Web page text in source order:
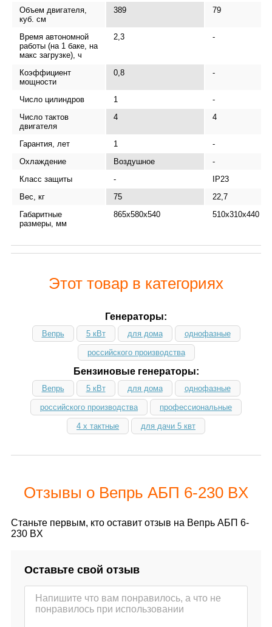
Объем двигателя,
куб. см
389 79
Время автономной
работы (на 1 баке, на
макс загрузке), ч
2,3 -
Коэффициент
мощности
0,8 -
Число цилиндров 1
-
Число тактов
двигателя
4 4
Гарантия, лет 1
-
Охлаждение
Воздушное
-
Класс защиты
-
IP23
Вес, кг
75
22,7
Габаритные
размеры, мм
865x580x540 510х310х440
Этот товар в категориях
Генераторы:
Вепрь 5 кВт для дома однофазные
российского производства
Бензиновые генераторы:
Вепрь 5 кВт для дома однофазные
российского производства профессиональные
4 х тактные для дачи 5 квт
Отзывы о Вепрь АБП 6-230 ВX
Станьте первым, кто оставит отзыв на Вепрь АБП 6-
230 ВX
Оставьте свой отзыв